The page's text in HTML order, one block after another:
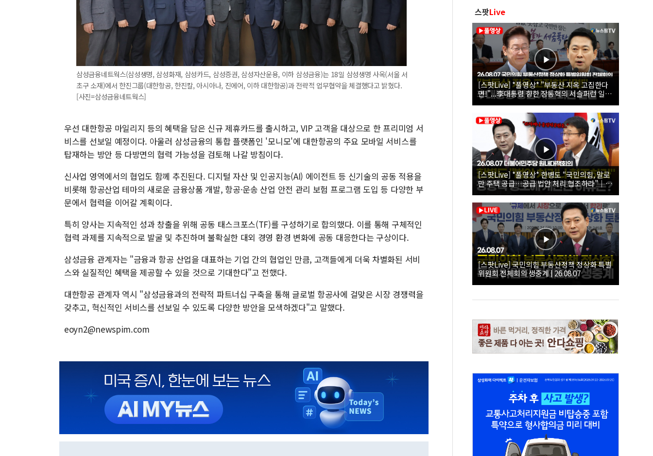
삼성금융네트웍스(삼성생명, 삼성화재, 삼성카드, 삼성증권, 삼성자산운용, 이하 삼성금융)는 18일 삼성생명 사옥(서울 서
초구 소재)에서 한진그룹(대한항공, 한진칼, 아시아나, 진에어, 이하 대한항공)과 전략적 업무협약을 체결했다고 밝혔다.
[사진=삼성금융네트웍스]
우선 대한항공 마일리지 등의 혜택을 담은 신규 제휴카드를 출시하고, VIP 고객을 대상으로 한 프리미엄 서
비스를 선보일 예정이다. 아울러 삼성금융의 통합 플랫폼인 '모니모'에 대한항공의 주요 모바일 서비스를
탑재하는 방안 등 다방면의 협력 가능성을 검토해 나갈 방침이다.
신사업 영역에서의 협업도 함께 추진된다. 디지털 자산 및 인공지능(AI) 에이전트 등 신기술의 공동 적용을
비롯해 항공산업 테마의 새로운 금융상품 개발, 항공·운송 산업 안전 관리 보험 프로그램 도입 등 다양한 부
문에서 협력을 이어갈 계획이다.
특히 양사는 지속적인 성과 창출을 위해 공동 태스크포스(TF)를 구성하기로 합의했다. 이를 통해 구체적인
협력 과제를 지속적으로 발굴 및 추진하며 불확실한 대외 경영 환경 변화에 공동 대응한다는 구상이다.
삼성금융 관계자는 "금융과 항공 산업을 대표하는 기업 간의 협업인 만큼, 고객들에게 더욱 차별화된 서비
스와 실질적인 혜택을 제공할 수 있을 것으로 기대한다"고 전했다.
대한항공 관계자 역시 "삼성금융과의 전략적 파트너십 구축을 통해 글로벌 항공사에 걸맞은 시장 경쟁력을
갖추고, 혁신적인 서비스를 선보일 수 있도록 다양한 방안을 모색하겠다"고 말했다.
eoyn2@newspim.com
스팟Live
[스팟Live] *풀영상* "부동산 지옥 고집한다
면!"...李대통령 향한 장동혁의 서슬퍼런 일갈
| 26.08.07 국민의힘 부동산정책 정상화 특별
위원회 전체회의
[스팟Live] *풀영상* 한병도 “국민의힘, 말로
만 주택 공급…공급 법안 처리 협조하라”｜
26.08.07 더불어민주당 원내대책회의
[스팟Live] 국민의힘 부동산정책 정상화 특별
위원회 전체회의 생중계 | 26.08.07